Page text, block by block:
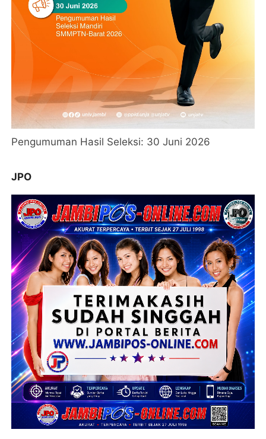
Pengumuman Hasil Seleksi: 30 Juni 2026
JPO